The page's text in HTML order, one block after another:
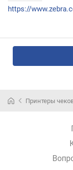
Принтеры